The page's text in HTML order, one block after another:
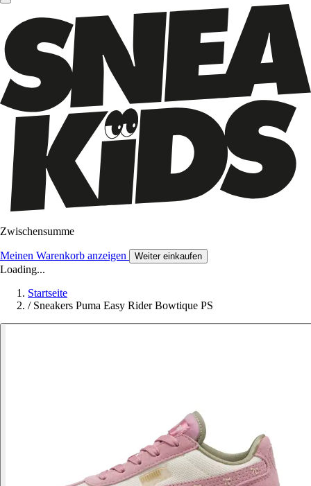
Zwischensumme
Meinen Warenkorb anzeigen Weiter einkaufen
Loading...
Startseite
/ Sneakers Puma Easy Rider Bowtique PS